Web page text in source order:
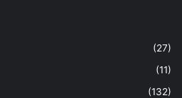
(27)
(11)
(132)